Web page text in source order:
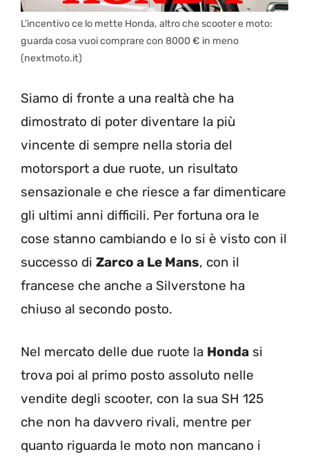
L’incentivo ce lo mette Honda, altro che scooter e moto:
guarda cosa vuoi comprare con 8000 € in meno
(nextmoto.it)
Siamo di fronte a una realtà che ha
dimostrato di poter diventare la più
vincente di sempre nella storia del
motorsport a due ruote, un risultato
sensazionale e che riesce a far dimenticare
gli ultimi anni difficili. Per fortuna ora le
cose stanno cambiando e lo si è visto con il
successo di Zarco a Le Mans, con il
francese che anche a Silverstone ha
chiuso al secondo posto.
Nel mercato delle due ruote la Honda si
trova poi al primo posto assoluto nelle
vendite degli scooter, con la sua SH 125
che non ha davvero rivali, mentre per
quanto riguarda le moto non mancano i